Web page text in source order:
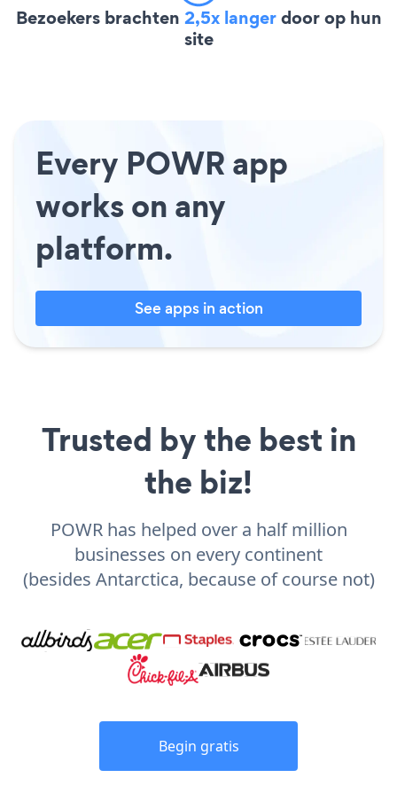
Bezoekers brachten 2,5x langerdoor op hun
site
Every POWR app
works on any
platform.
See apps in action
Trusted by the best in
the biz!
POWR has helped over a half million
businesses on every continent
(besides Antarctica, because of course not)
Begin gratis